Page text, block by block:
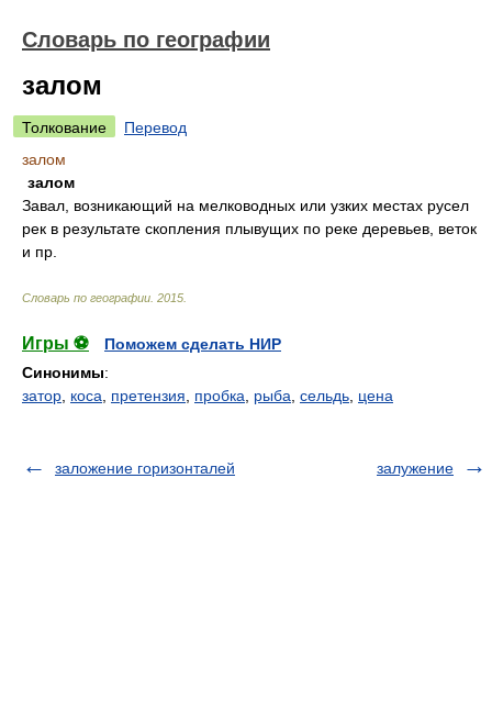
Словарь по географии
залом
Толкование
Перевод
залом
залом
Завал, возникающий на мелководных или узких местах русел
рек в результате скопления плывущих по реке деревьев, веток
и пр.
Словарь по географии 2015
Игры ⚽
Поможем сделать НИР
Синонимы:
затор коса претензия пробка рыба сельдь цена
заложение горизонталей залужение